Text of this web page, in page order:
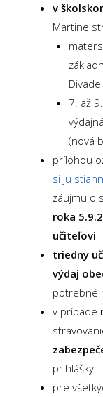
v
Martine
7. až
(nová
prílohou
si ju
záujmu o
roka
učiteľovi
triedny
výdaj
potrebné
v prípade
prihlášky
pre